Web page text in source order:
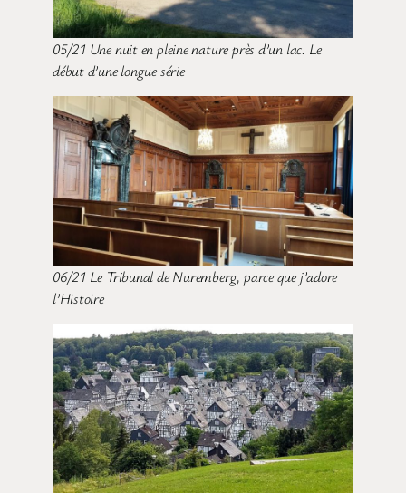
05/21 Une nuit en pleine nature près d’un lac. Le
début d’une longue série
06/21 Le Tribunal de Nuremberg, parce que j’adore
l’Histoire